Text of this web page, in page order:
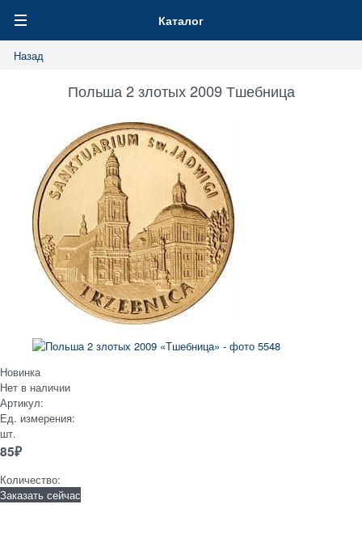
Каталог
Назад
Польша 2 злотых 2009 Тшебница
Новинка
Нет в наличии
Артикул:
Ед. измерения:
шт.
85₽
Количество:
Заказать сейчас